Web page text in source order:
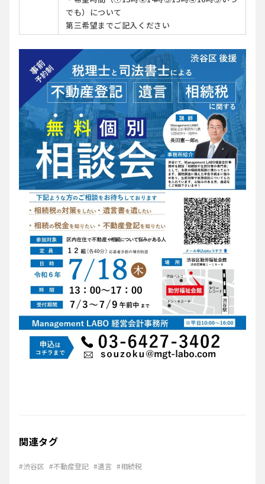
でも）について
第三希望までご記入ください
関連タグ
#渋谷区 #不動産登記 #遺言 #相続税